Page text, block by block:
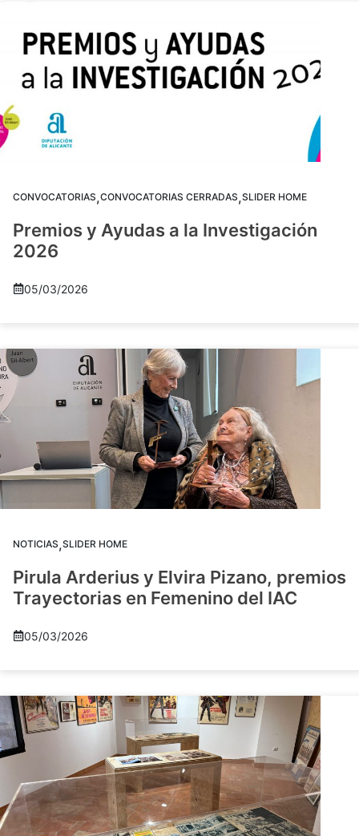
CONVOCATORIAS,CONVOCATORIAS CERRADAS,SLIDER HOME
Premios y Ayudas a la Investigación
2026
05/03/2026
NOTICIAS,SLIDER HOME
Pirula Arderius y Elvira Pizano, premios
Trayectorias en Femenino del IAC
05/03/2026